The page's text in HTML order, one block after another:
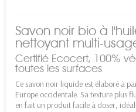
Savon noir bio à
nettoyant multi-
Certifié Ecocert, 100%
toutes les surfaces
Ce savon noir liquide est élaboré à
Europe occidentale. Sa texture plus
en fait un produit facile à doser,